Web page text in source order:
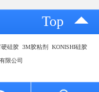
Top
硅胶 3M胶粘剂 KONISHI硅胶
限公司